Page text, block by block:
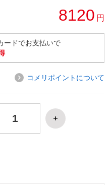
8120 円
ードでお支払いで
コメリポイントについて